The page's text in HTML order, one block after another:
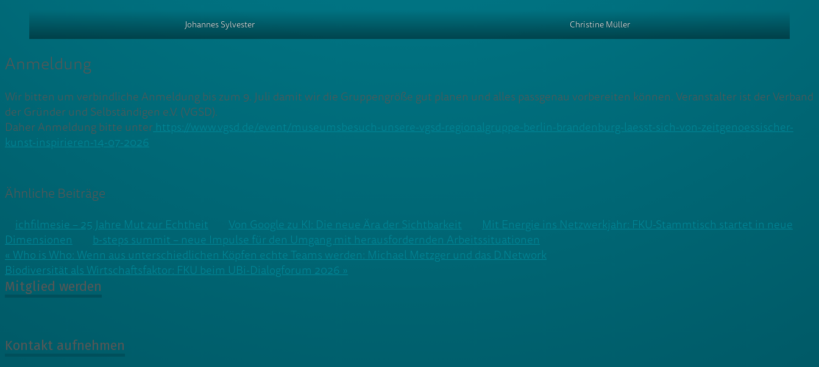
Johannes Sylvester Christine Müller
Anmeldung
Wir bitten um verbindliche Anmeldung bis zum 9. Juli damit wir die Gruppengröße gut planen und alles passgenau vorbereiten können. Veranstalter ist der Verband
der Gründer und Selbständigen e.V. (VGSD).
Daher Anmeldung bitte unter https://www.vgsd.de/event/museumsbesuch-unsere-vgsd-regionalgruppe-berlin-brandenburg-laesst-sich-von-zeitgenoessischer-
kunst-inspirieren-14-07-2026
Ähnliche Beiträge
ichfilmesie – 25 Jahre Mut zur Echtheit Von Google zu KI: Die neue Ära der Sichtbarkeit
Mit Energie ins Netzwerkjahr: FKU-Stammtisch startet in neue
Dimensionen
b-steps summit – neue Impulse für den Umgang mit herausfordernden Arbeitssituationen
Beitragsnavigation
« Who is Who: Wenn aus unterschiedlichen Köpfen echte Teams werden: Michael Metzger und das D.Network
Biodiversität als Wirtschaftsfaktor: FKU beim UBi-Dialogforum 2026 »
Mitglied werden
Kontakt aufnehmen